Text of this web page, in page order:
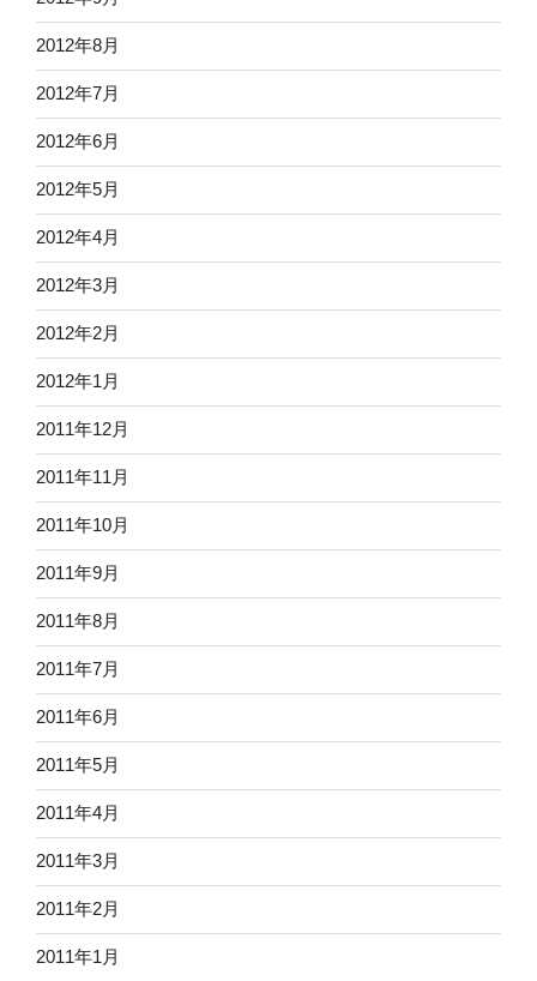
2012年8月
2012年7月
2012年6月
2012年5月
2012年4月
2012年3月
2012年2月
2012年1月
2011年12月
2011年11月
2011年10月
2011年9月
2011年8月
2011年7月
2011年6月
2011年5月
2011年4月
2011年3月
2011年2月
2011年1月